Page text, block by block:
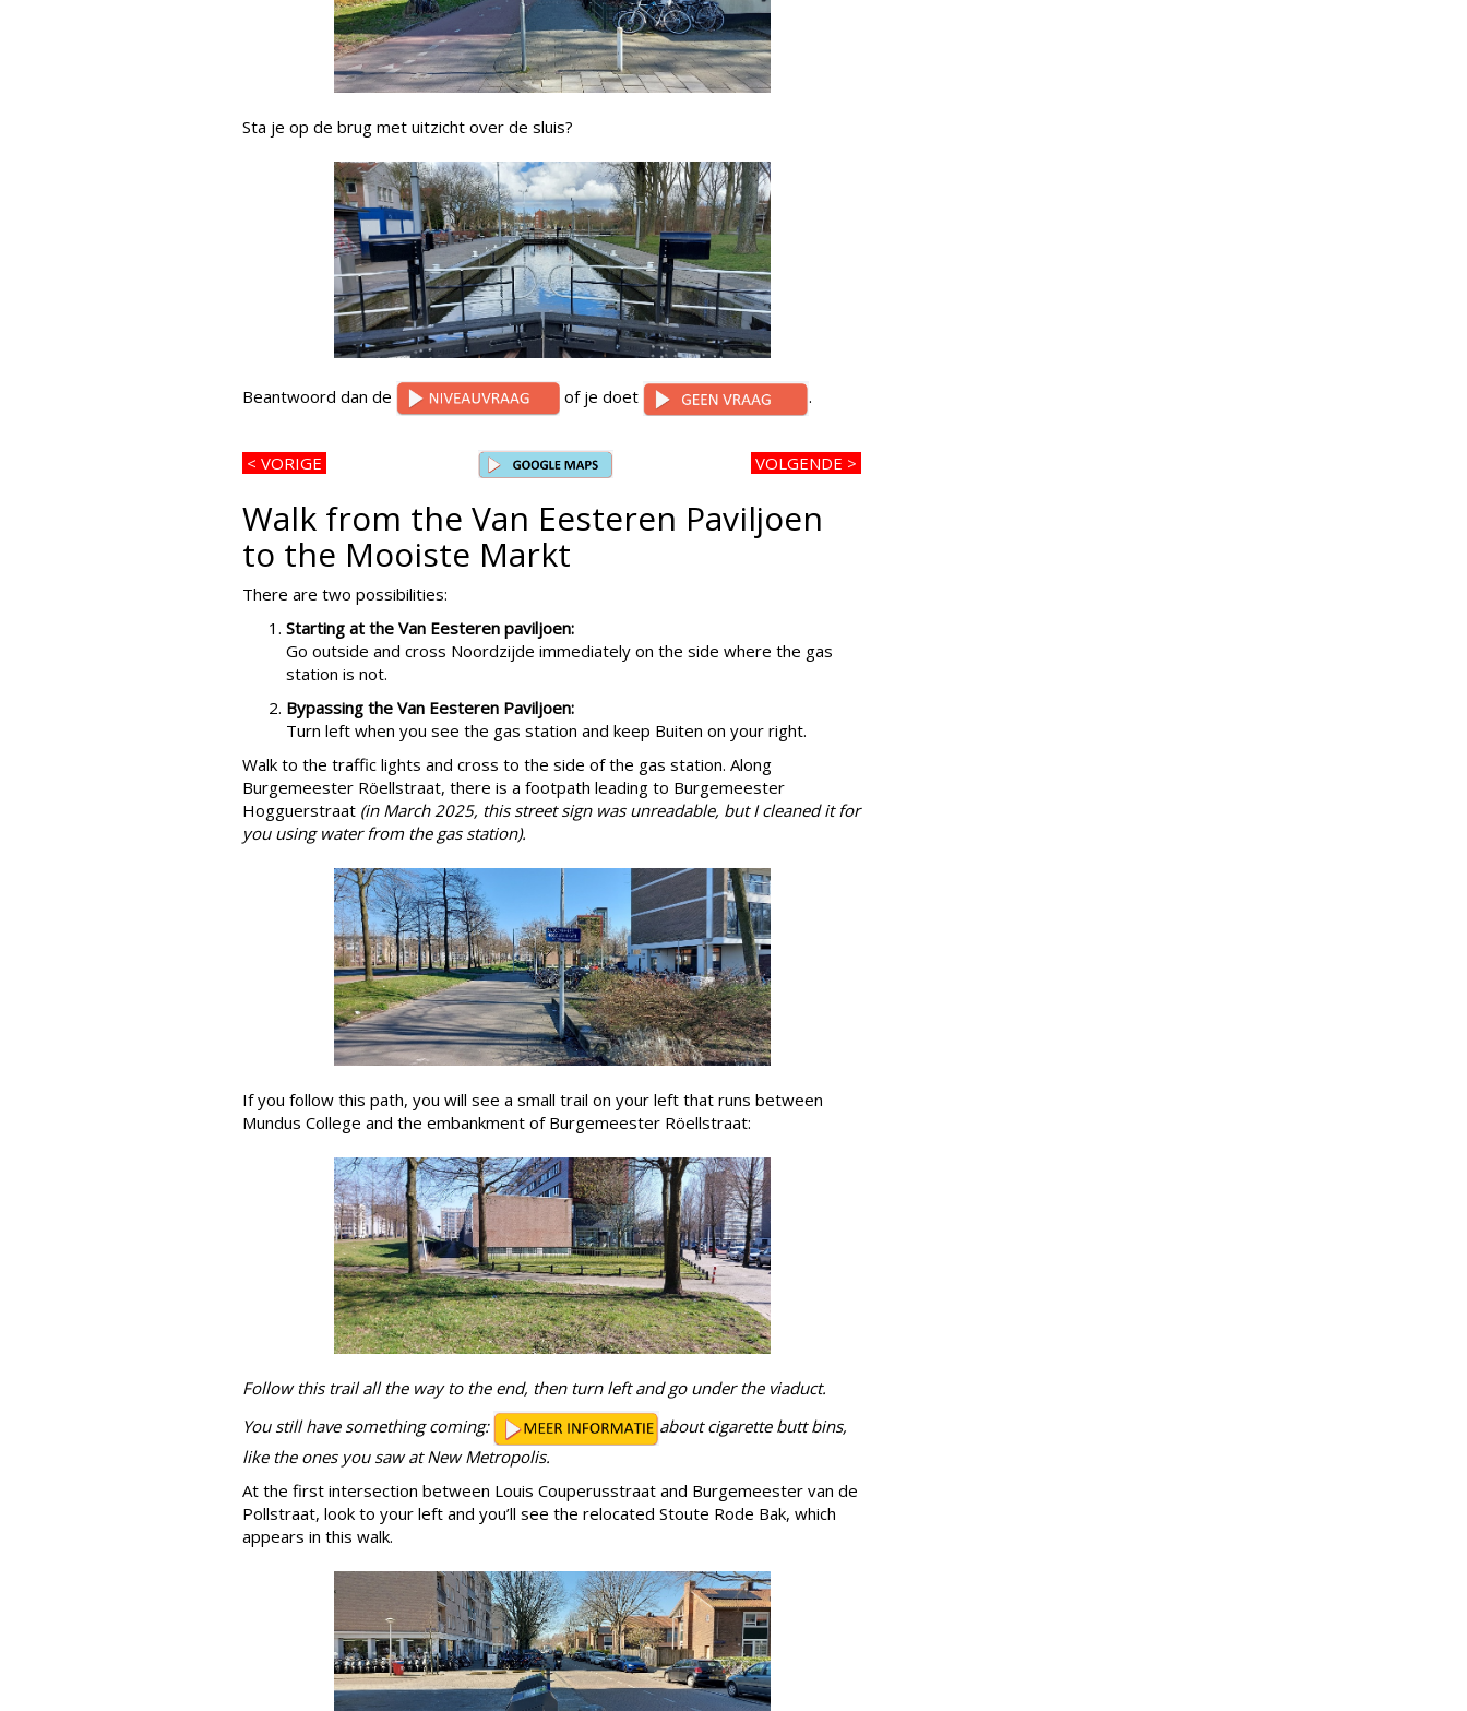
Sta je op de brug met uitzicht over de sluis?
Beantwoord dan de of je doet .
< VORIGE VOLGENDE >
Walk from the Van Eesteren Paviljoen
to the Mooiste Markt
There are two possibilities:
Starting at the Van Eesteren paviljoen:
Go outside and cross Noordzijde immediately on the side where the gas
station is not.
Bypassing the Van Eesteren Paviljoen:
Turn left when you see the gas station and keep Buiten on your right.
Walk to the traffic lights and cross to the side of the gas station. Along
Burgemeester Röellstraat, there is a footpath leading to Burgemeester
Hogguerstraat (in March 2025, this street sign was unreadable, but I cleaned it for
you using water from the gas station).
If you follow this path, you will see a small trail on your left that runs between
Mundus College and the embankment of Burgemeester Röellstraat:
Follow this trail all the way to the end, then turn left and go under the viaduct.
You still have something coming:
about cigarette butt bins,
like the ones you saw at New Metropolis.
At the first intersection between Louis Couperusstraat and Burgemeester van de
Pollstraat, look to your left and you’ll see the relocated Stoute Rode Bak, which
appears in this walk.